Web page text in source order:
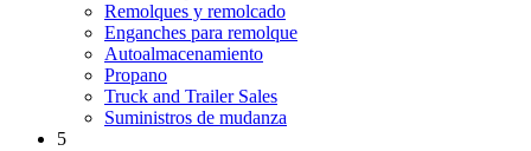
Remolques y remolcado
Enganches para remolque
Autoalmacenamiento
Propano
Truck and Trailer Sales
Suministros de mudanza
5